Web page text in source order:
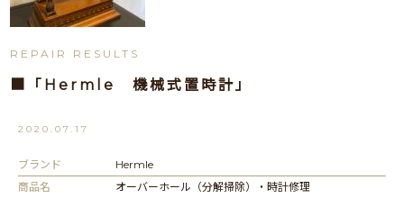
REPAIR RESULTS
■「Hermle 機械式置時計」
2020.07.17
ブランド
Hermle
商品名
オーバーホール（分解掃除）・時計修理